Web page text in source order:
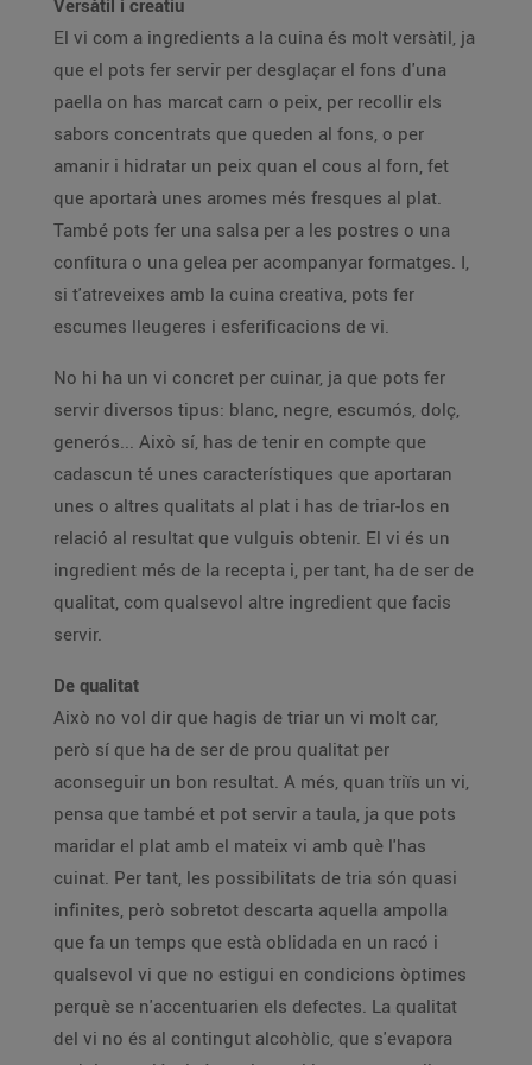
Versàtil i creatiu
El vi com a ingredients a la cuina és molt versàtil, ja
que el pots fer servir per desglaçar el fons d'una
paella on has marcat carn o peix, per recollir els
sabors concentrats que queden al fons, o per
amanir i hidratar un peix quan el cous al forn, fet
que aportarà unes aromes més fresques al plat.
També pots fer una salsa per a les postres o una
confitura o una gelea per acompanyar formatges. I,
si t'atreveixes amb la cuina creativa, pots fer
escumes lleugeres i esferificacions de vi.
No hi ha un vi concret per cuinar, ja que pots fer
servir diversos tipus: blanc, negre, escumós, dolç,
generós... Això sí, has de tenir en compte que
cadascun té unes característiques que aportaran
unes o altres qualitats al plat i has de triar-los en
relació al resultat que vulguis obtenir. El vi és un
ingredient més de la recepta i, per tant, ha de ser de
qualitat, com qualsevol altre ingredient que facis
servir.
De qualitat
Això no vol dir que hagis de triar un vi molt car,
però sí que ha de ser de prou qualitat per
aconseguir un bon resultat. A més, quan triïs un vi,
pensa que també et pot servir a taula, ja que pots
maridar el plat amb el mateix vi amb què l'has
cuinat. Per tant, les possibilitats de tria són quasi
infinites, però sobretot descarta aquella ampolla
que fa un temps que està oblidada en un racó i
qualsevol vi que no estigui en condicions òptimes
perquè se n'accentuarien els defectes. La qualitat
del vi no és al contingut alcohòlic, que s'evapora